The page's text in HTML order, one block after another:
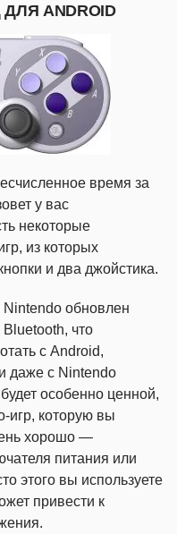
ANDROID
время за
у вас
некоторые
из которых
и два джойстика.
Nintendo обновлен
что
с Android,
даже с Nintendo
особенно ценной,
игр, которую вы
хорошо —
питания или
этого вы используете
привести к